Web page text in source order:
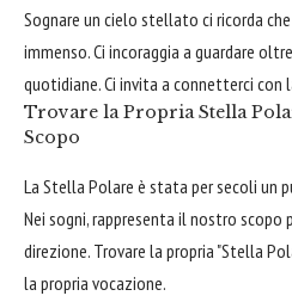
Sognare un cielo stellato ci ricorda
immenso. Ci incoraggia a guardare
quotidiane. Ci invita a connetterci con
Trovare la Propria Stella
Scopo
La Stella Polare è stata per secoli un
Nei sogni, rappresenta il nostro
direzione. Trovare la propria "Stella
la propria vocazione.